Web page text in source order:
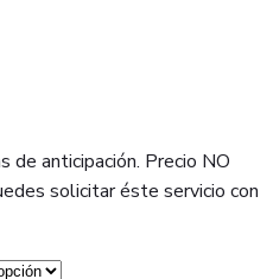
de anticipación. Precio NO
solicitar éste servicio con